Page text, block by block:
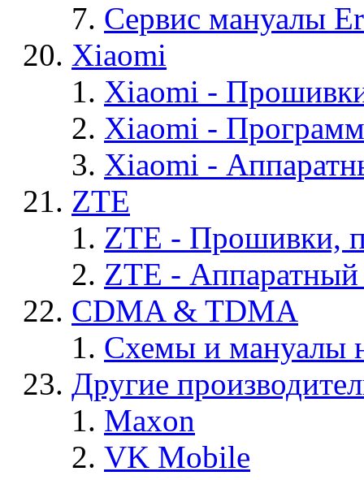
Сервис мануалы
Xiaomi
Xiaomi -
Xiaomi -
Xiaomi -
ZTE
ZTE - Прошивки,
ZTE -
CDMA & TDMA
Схемы и мануалы
Другие
Maxon
VK Mobile